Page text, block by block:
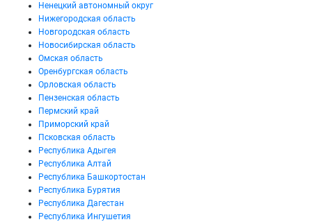
Ненецкий автономный округ
Нижегородская область
Новгородская область
Новосибирская область
Омская область
Оренбургская область
Орловская область
Пензенская область
Пермский край
Приморский край
Псковская область
Республика Адыгея
Республика Алтай
Республика Башкортостан
Республика Бурятия
Республика Дагестан
Республика Ингушетия